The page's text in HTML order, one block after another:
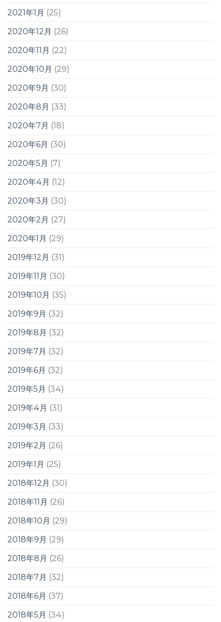
2021年1月 (25)
2020年12月 (26)
2020年11月 (22)
2020年10月 (29)
2020年9月 (30)
2020年8月 (33)
2020年7月 (18)
2020年6月 (30)
2020年5月 (7)
2020年4月 (12)
2020年3月 (30)
2020年2月 (27)
2020年1月 (29)
2019年12月 (31)
2019年11月 (30)
2019年10月 (35)
2019年9月 (32)
2019年8月 (32)
2019年7月 (32)
2019年6月 (32)
2019年5月 (34)
2019年4月 (31)
2019年3月 (33)
2019年2月 (26)
2019年1月 (25)
2018年12月 (30)
2018年11月 (26)
2018年10月 (29)
2018年9月 (29)
2018年8月 (26)
2018年7月 (32)
2018年6月 (37)
2018年5月 (34)